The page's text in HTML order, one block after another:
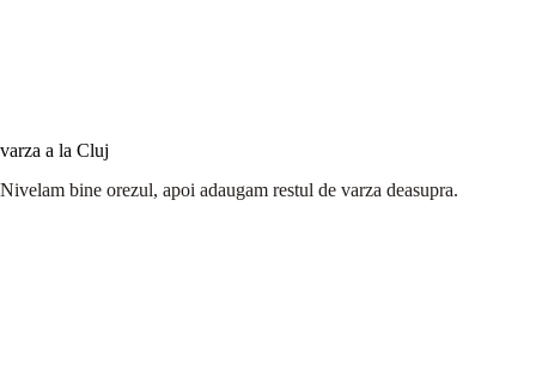
varza a la Cluj
Nivelam bine orezul, apoi adaugam restul de varza deasupra.